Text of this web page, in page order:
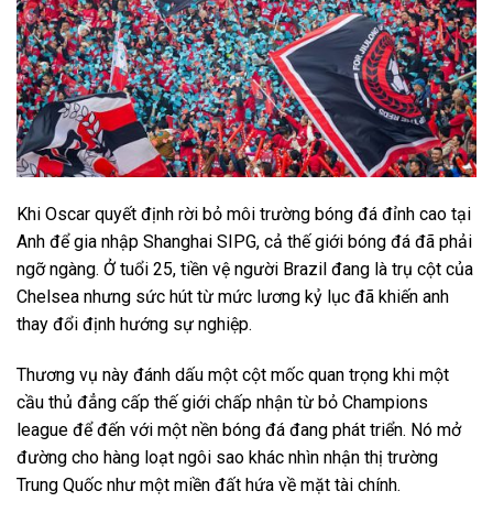
Khi Oscar quyết định rời bỏ môi trường bóng đá đỉnh cao tại
Anh để gia nhập Shanghai SIPG, cả thế giới bóng đá đã phải
ngỡ ngàng. Ở tuổi 25, tiền vệ người Brazil đang là trụ cột của
Chelsea nhưng sức hút từ mức lương kỷ lục đã khiến anh
thay đổi định hướng sự nghiệp.
Thương vụ này đánh dấu một cột mốc quan trọng khi một
cầu thủ đẳng cấp thế giới chấp nhận từ bỏ Champions
league để đến với một nền bóng đá đang phát triển. Nó mở
đường cho hàng loạt ngôi sao khác nhìn nhận thị trường
Trung Quốc như một miền đất hứa về mặt tài chính.